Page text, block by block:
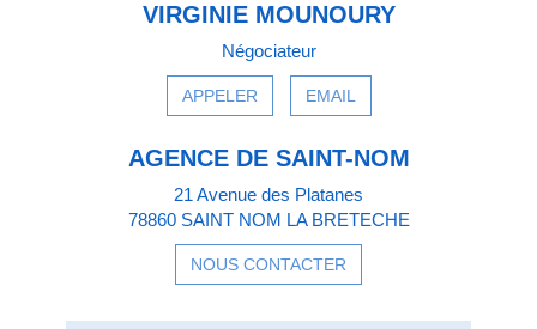
VIRGINIE MOUNOURY
Négociateur
APPELER EMAIL
AGENCE DE SAINT-NOM
21 Avenue des Platanes
78860 SAINT NOM LA BRETECHE
NOUS CONTACTER